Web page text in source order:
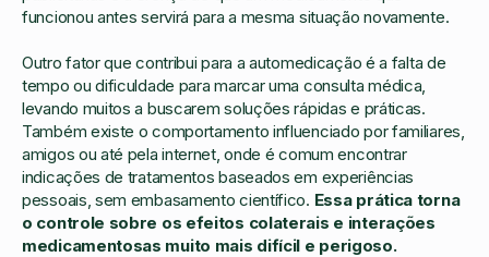
funcionou antes servirá para a mesma situação novamente.
Outro fator que contribui para a automedicação é a falta de
tempo ou dificuldade para marcar uma consulta médica,
levando muitos a buscarem soluções rápidas e práticas.
Também existe o comportamento influenciado por familiares,
amigos ou até pela internet, onde é comum encontrar
indicações de tratamentos baseados em experiências
pessoais, sem embasamento científico. Essa prática torna
o controle sobre os efeitos colaterais e interações
medicamentosas muito mais difícil e perigoso.